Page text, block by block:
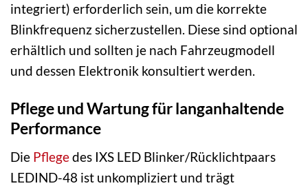
integriert) erforderlich sein, um die korrekte
Blinkfrequenz sicherzustellen. Diese sind optional
erhältlich und sollten je nach Fahrzeugmodell
und dessen Elektronik konsultiert werden.
Pflege und Wartung für langanhaltende
Performance
Die Pflegedes IXS LED Blinker/Rücklichtpaars
LEDIND-48 ist unkompliziert und trägt